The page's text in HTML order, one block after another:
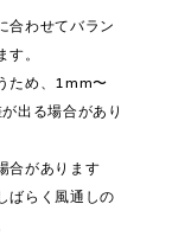
合わせてバラン
。
ため、1mm〜
出る場合があり
合があります
ばらく風通しの